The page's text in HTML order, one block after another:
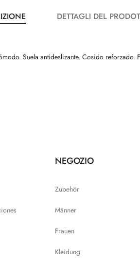
DETTAGLI DEL
Suela antideslizante. Cosido
NEGOZIO
Zubehör
Männer
Frauen
Kleidung